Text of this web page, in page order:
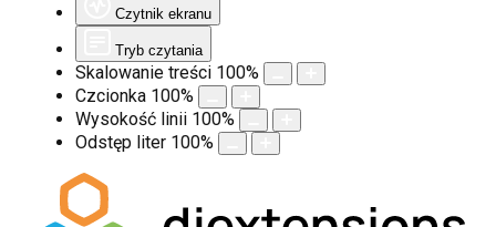
Czytnik ekranu
Tryb czytania
Skalowanie treści 100%
Czcionka 100%
Wysokość linii 100%
Odstęp liter 100%